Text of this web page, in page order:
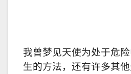
我曾梦见天使为处于危
生的方法，还有许多其他